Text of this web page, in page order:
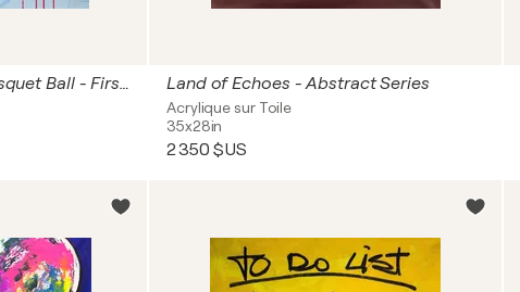
Bugs Bunny on fire - Basquet Ball - First Collectors Series Land of Echoes - Abstract Series
Acrylique sur Toile
35x28in
2 350 $US